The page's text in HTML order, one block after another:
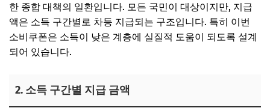
한 종합 대책의 일환입니다. 모든 국민이 대상이지만, 지급
액은 소득 구간별로 차등 지급되는 구조입니다. 특히 이번
소비쿠폰은 소득이 낮은 계층에 실질적 도움이 되도록 설계
되어 있습니다.
2. 소득 구간별 지급 금액